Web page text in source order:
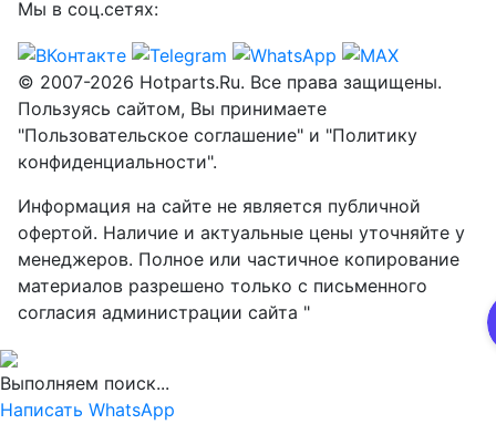
Мы в соц.сетях:
© 2007-2026 Hotparts.Ru. Все права защищены.
Пользуясь сайтом, Вы принимаете
"Пользовательское соглашение" и "Политику
конфиденциальности".
Информация на сайте не является публичной
офертой. Наличие и актуальные цены уточняйте у
менеджеров. Полное или частичное копирование
материалов разрешено только с письменного
согласия администрации сайта "
Выполняем поиск...
Написать WhatsApp